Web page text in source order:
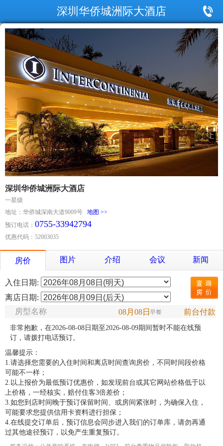
深圳华侨城洲际大酒店
深圳华侨城洲际大酒店
一星级
地址：华侨城深南大道9009号 地图 >>
预订电话： 0755-33942794
优惠代码：52003035
房价 图片 介绍 会议 新闻
入住日期:
离店日期:
08月08日早餐 前台付款
房型名称
非常抱歉，在2026-08-08日期至2026-08-09期间暂时不能在线预
订，请拨打电话预订。
温馨提示：
1.请选择您需要的入住时间和离店时间查询房价，不同时间段价格
可能不一样；
2.以上报价为最低预订优惠价，如发现前台或其它网站价格低于以
上价格，一经核实，赔付住客3倍差价；
3.如您到店时间晚于预订保留时间、或房间紧张时，为确保入住，
可能要求您提供信用卡资料进行担保；
4.在线提交订单后，预订信息会同步进入我们的订单库，请勿再通
过其他途径预订，以免产生重复预订。